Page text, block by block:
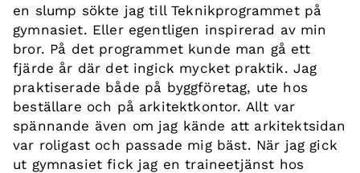
en slump sökte jag till Teknikprogrammet på
gymnasiet. Eller egentligen inspirerad av min
bror. På det programmet kunde man gå ett
fjärde år där det ingick mycket praktik. Jag
praktiserade både på byggföretag, ute hos
beställare och på arkitektkontor. Allt var
spännande även om jag kände att arkitektsidan
var roligast och passade mig bäst. När jag gick
ut gymnasiet fick jag en traineetjänst hos